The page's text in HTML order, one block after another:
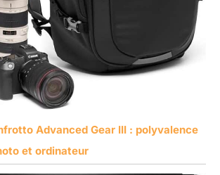
Advanced Gear III : polyvalence
et ordinateur